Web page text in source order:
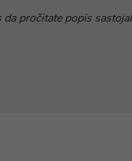
pročitate popis